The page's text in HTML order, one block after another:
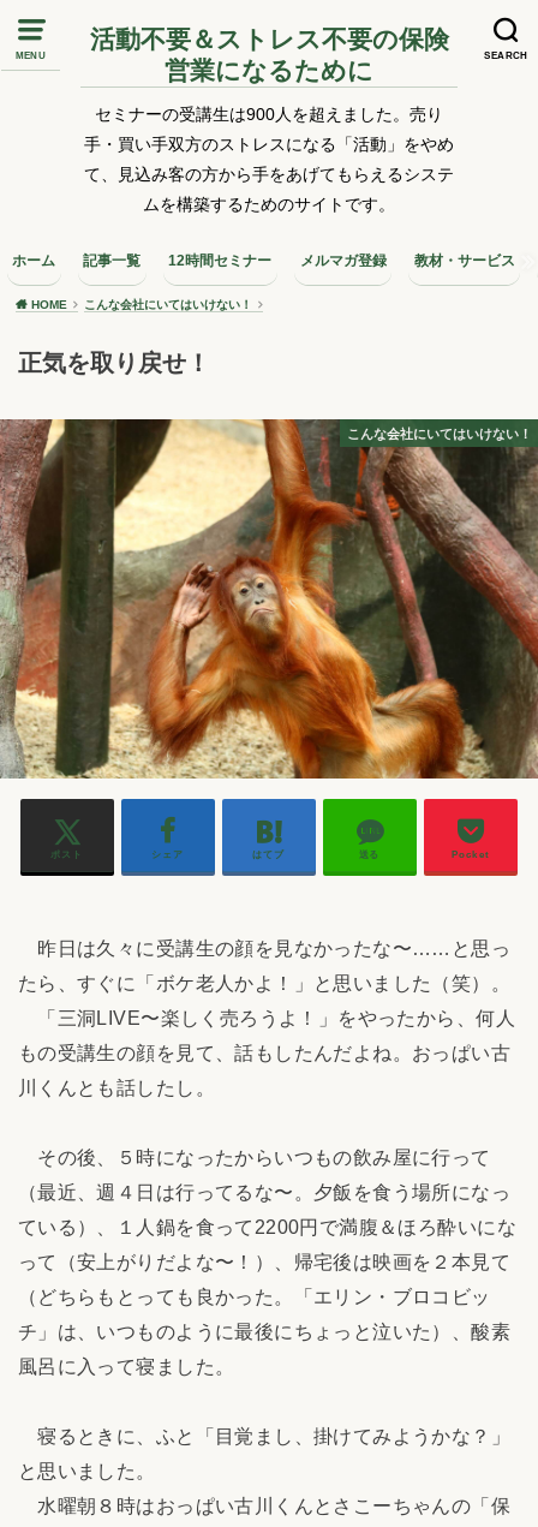
MENU SEARCH
活動不要＆ストレス不要の保険
営業になるために
セミナーの受講生は900人を超えました。売り
手・買い手双方のストレスになる「活動」をやめ
て、見込み客の方から手をあげてもらえるシステ
ムを構築するためのサイトです。
ホーム 記事一覧 12時間セミナー メルマガ登録 教材・サービス
HOME こんな会社にいてはいけない！
正気を取り戻せ！
こんな会社にいてはいけない！
ポスト シェア はてブ 送る Pocket
昨日は久々に受講生の顔を見なかったな〜……と思っ
たら、すぐに「ボケ老人かよ！」と思いました（笑）。
「三洞LIVE〜楽しく売ろうよ！」をやったから、何人
もの受講生の顔を見て、話もしたんだよね。おっぱい古
川くんとも話したし。
その後、５時になったからいつもの飲み屋に行って
（最近、週４日は行ってるな〜。夕飯を食う場所になっ
ている）、１人鍋を食って2200円で満腹＆ほろ酔いにな
って（安上がりだよな〜！）、帰宅後は映画を２本見て
（どちらもとっても良かった。「エリン・ブロコビッ
チ」は、いつものように最後にちょっと泣いた）、酸素
風呂に入って寝ました。
寝るときに、ふと「目覚まし、掛けてみようかな？」
と思いました。
水曜朝８時はおっぱい古川くんとさこーちゃんの「保